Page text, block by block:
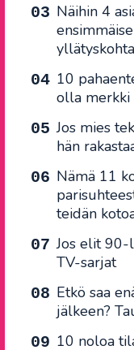
Näihin 4
yllätyskohta
10
olla merkki
Jos mies
hän
Nämä 11
teidän
Jos elit 90-
TV-sarjat
Etkö saa
jälkeen?
10 noloa